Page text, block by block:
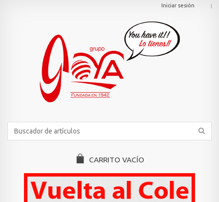
Iniciar sesión
CARRITO VACÍO